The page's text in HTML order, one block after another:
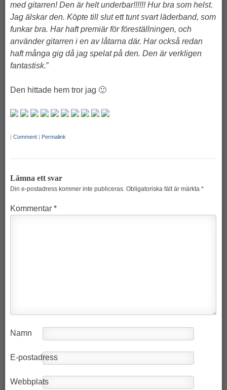
med gitarren! Den är helt underbar!!!!!! Hur bra som helst.
Jag älskar den. Köpte till slut ett tunt svart läderband, som
funkar bra. Har haft premiär för föreställningen, och
använder gitarren i en av låtarna där. Har också redan
haft många gig då jag spelat på den. Den är verkligen
fantastisk.”
Den hittade hem tror jag 🙂
| Comment | Permalink
Lämna ett svar
Din e-postadress kommer inte publiceras. Obligatoriska fält är märkta *
Kommentar *
Namn
E-postadress
Webbplats